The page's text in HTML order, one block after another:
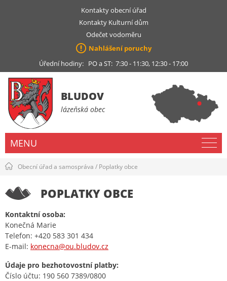
Kontakty obecní úřad
Kontakty Kulturní dům
Odečet vodoměru
Nahlášení poruchy
Úřední hodiny: PO a ST: 7:30 - 11:30, 12:30 - 17:00
BLUDOV
lázeňská obec
MENU
Obecní úřad a samospráva / Poplatky obce
POPLATKY OBCE
Kontaktní osoba:
Konečná Marie
Telefon: +420 583 301 434
E-mail: konecna@ou.bludov.cz
Údaje pro bezhotovostní platby:
Číslo účtu: 190 560 7389/0800